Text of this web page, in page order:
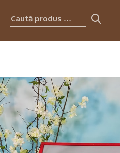
Caută
produs: